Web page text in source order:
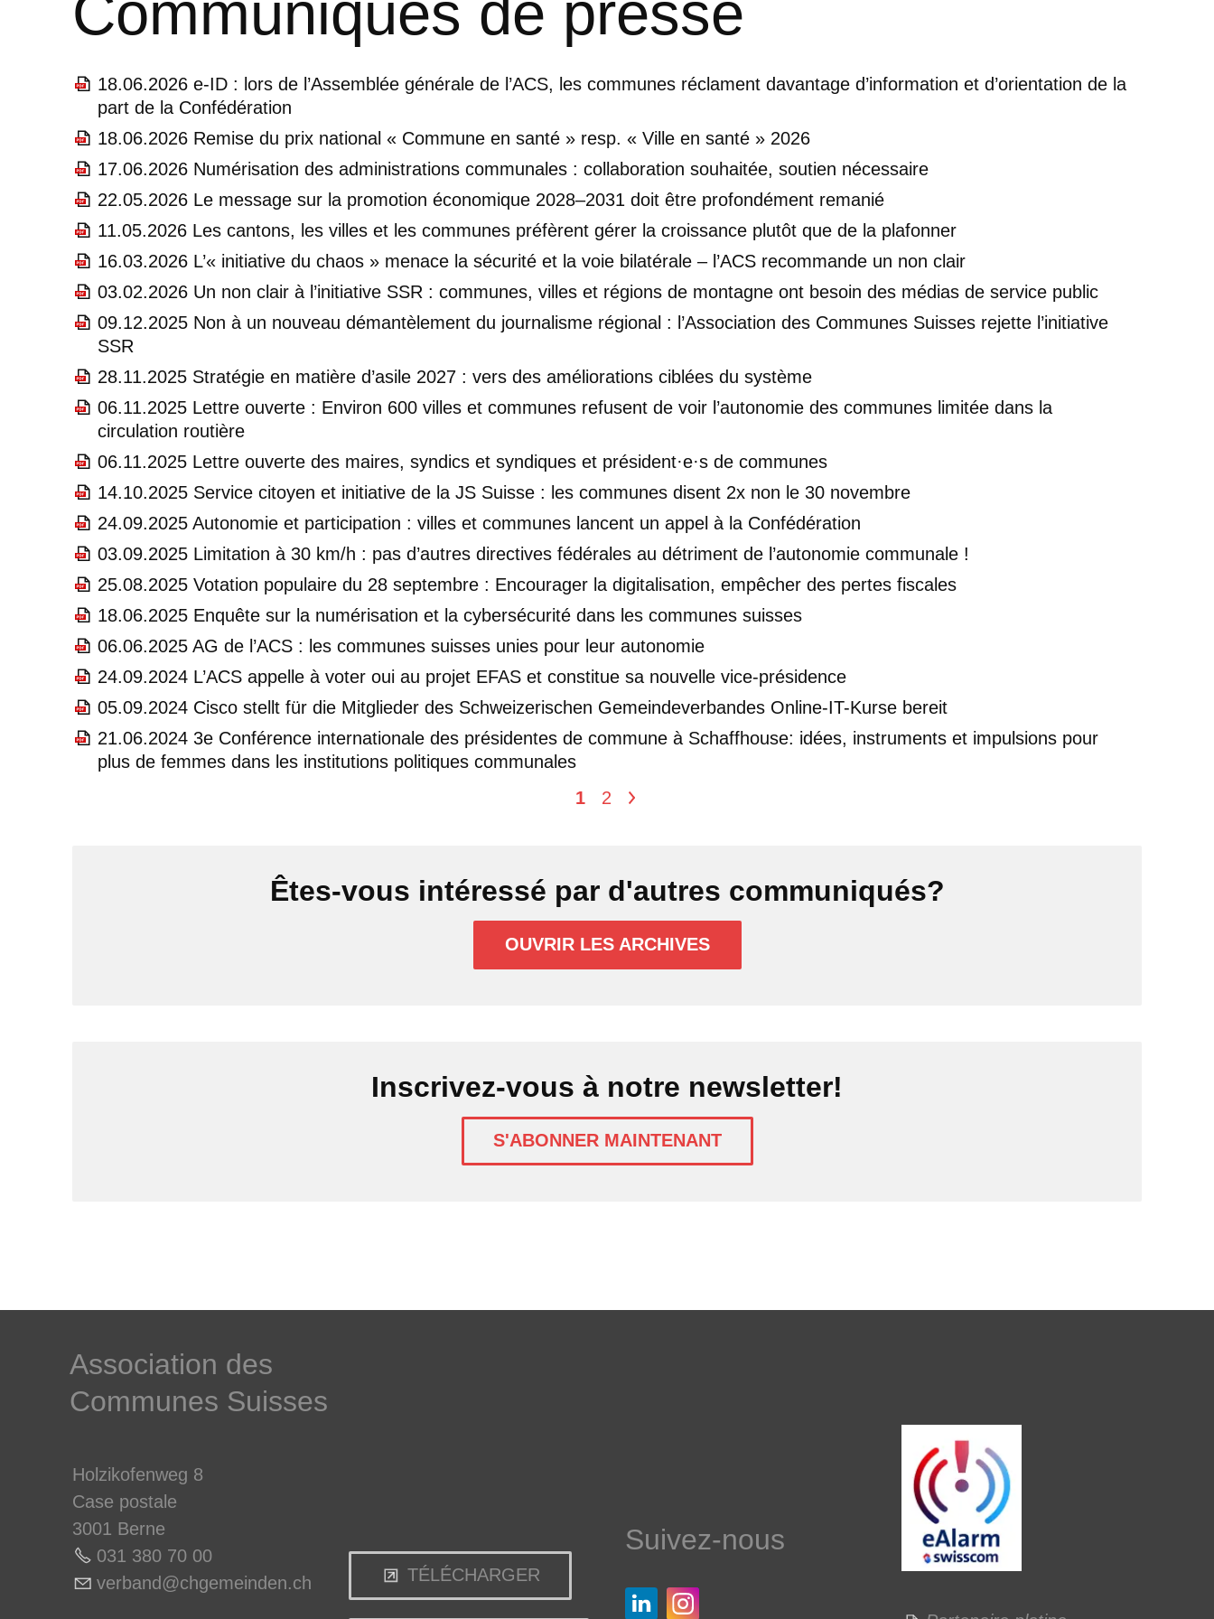
Communiqués de presse
18.06.2026 e-ID : lors de l’Assemblée générale de l’ACS, les communes réclament davantage d’information et d’orientation de la
part de la Confédération
18.06.2026 Remise du prix national « Commune en santé » resp. « Ville en santé » 2026
17.06.2026 Numérisation des administrations communales : collaboration souhaitée, soutien nécessaire
22.05.2026 Le message sur la promotion économique 2028–2031 doit être profondément remanié
11.05.2026 Les cantons, les villes et les communes préfèrent gérer la croissance plutôt que de la plafonner
16.03.2026 L’« initiative du chaos » menace la sécurité et la voie bilatérale – l’ACS recommande un non clair
03.02.2026 Un non clair à l’initiative SSR : communes, villes et régions de montagne ont besoin des médias de service public
09.12.2025 Non à un nouveau démantèlement du journalisme régional : l’Association des Communes Suisses rejette l’initiative
SSR
28.11.2025 Stratégie en matière d’asile 2027 : vers des améliorations ciblées du système
06.11.2025 Lettre ouverte : Environ 600 villes et communes refusent de voir l’autonomie des communes limitée dans la
circulation routière
06.11.2025 Lettre ouverte des maires, syndics et syndiques et président·e·s de communes
14.10.2025 Service citoyen et initiative de la JS Suisse : les communes disent 2x non le 30 novembre
24.09.2025 Autonomie et participation : villes et communes lancent un appel à la Confédération
03.09.2025 Limitation à 30 km/h : pas d’autres directives fédérales au détriment de l’autonomie communale !
25.08.2025 Votation populaire du 28 septembre : Encourager la digitalisation, empêcher des pertes fiscales
18.06.2025 Enquête sur la numérisation et la cybersécurité dans les communes suisses
06.06.2025 AG de l’ACS : les communes suisses unies pour leur autonomie
24.09.2024 L’ACS appelle à voter oui au projet EFAS et constitue sa nouvelle vice-présidence
05.09.2024 Cisco stellt für die Mitglieder des Schweizerischen Gemeindeverbandes Online-IT-Kurse bereit
21.06.2024 3e Conférence internationale des présidentes de commune à Schaffhouse: idées, instruments et impulsions pour
plus de femmes dans les institutions politiques communales
1
2 >
Êtes-vous intéressé par d'autres communiqués?
OUVRIR LES ARCHIVES
Inscrivez-vous à notre newsletter!
S'ABONNER MAINTENANT
­Association des­
Communes ­Suisses
Holzikofenweg 8
Case postale
3001 Berne
031 380 70 00
v rb nd chg m nd n ch TÉLÉCHARGER
Suivez-nous